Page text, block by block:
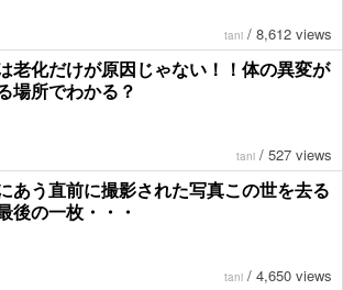
tani / 8,612 views
老化だけが原因じゃない！！体の異変が
場所でわかる？
tani / 527 views
あう直前に撮影された写真この世を去る
後の一枚・・・
tani / 4,650 views